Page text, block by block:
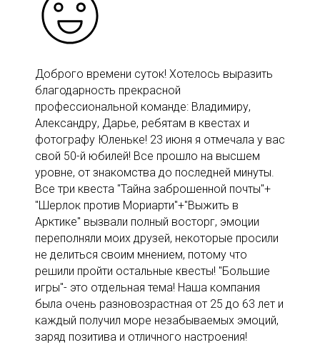
Доброго времени суток! Хотелось выразить
благодарность прекрасной
профессиональной команде: Владимиру,
Александру, Дарье, ребятам в квестах и
фотографу Юленьке! 23 июня я отмечала у вас
свой 50-й юбилей! Все прошло на высшем
уровне, от знакомства до последней минуты.
Все три квеста "Тайна заброшенной почты"+
"Шерлок против Мориарти"+"Выжить в
Арктике" вызвали полный восторг, эмоции
переполняли моих друзей, некоторые просили
не делиться своим мнением, потому что
решили пройти остальные квесты! "Большие
игры"- это отдельная тема! Наша компания
была очень разновозрастная от 25 до 63 лет и
каждый получил море незабываемых эмоций,
заряд позитива и отличного настроения!